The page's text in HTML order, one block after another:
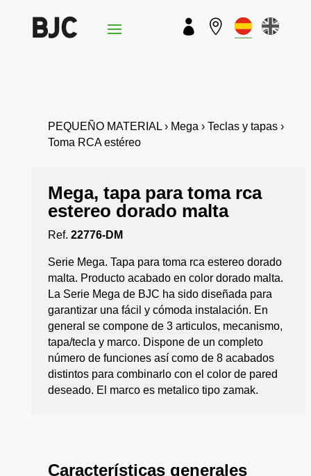
 
PEQUEÑO MATERIAL › Mega › Teclas y tapas ›
Toma RCA estéreo
Mega, tapa para toma rca
estereo dorado malta
Ref. 22776-DM
Serie Mega. Tapa para toma rca estereo dorado
malta. Producto acabado en color dorado malta.
La Serie Mega de BJC ha sido diseñada para
garantizar una fácil y cómoda instalación. En
general se compone de 3 articulos, mecanismo,
tapa/tecla y marco. Dispone de un completo
número de funciones así como de 8 acabados
distintos para combinarlo con el color de pared
deseado. El marco es metalico tipo zamak.
Características generales